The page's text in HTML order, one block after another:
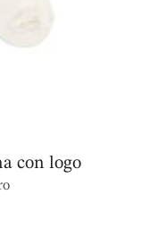
con logo